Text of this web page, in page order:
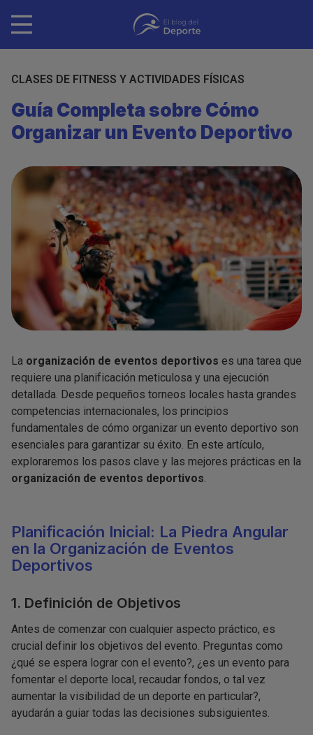
CLASES DE FITNESS Y ACTIVIDADES FÍSICAS
Guía Completa sobre Cómo
Organizar un Evento Deportivo
La organización de eventos deportivos es una tarea que
requiere una planificación meticulosa y una ejecución
detallada. Desde pequeños torneos locales hasta grandes
competencias internacionales, los principios
fundamentales de cómo organizar un evento deportivo son
esenciales para garantizar su éxito. En este artículo,
exploraremos los pasos clave y las mejores prácticas en la
organización de eventos deportivos
Planificación Inicial: La Piedra Angular
en la Organización de Eventos
Deportivos
1. Definición de Objetivos
Antes de comenzar con cualquier aspecto práctico, es
crucial definir los objetivos del evento. Preguntas como
¿qué se espera lograr con el evento?, ¿es un evento para
fomentar el deporte local, recaudar fondos, o tal vez
aumentar la visibilidad de un deporte en particular?,
ayudarán a guiar todas las decisiones subsiguientes.